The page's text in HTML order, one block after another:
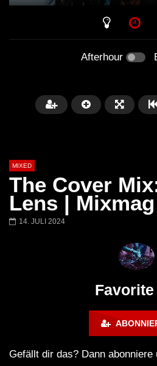
PLAY
Afterhour
MIXED
The Cover
Lens | Mixmag
14. JULI 2024
Favorite
Gefällt dir das? Dann